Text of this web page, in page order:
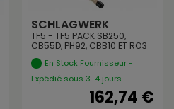
SCHLAGWERK
TF5 - TF5 PACK SB250,
CB55D, PH92, CBB10 ET RO3
En Stock Fournisseur -
Expédié sous 3-4 jours
162,74 €